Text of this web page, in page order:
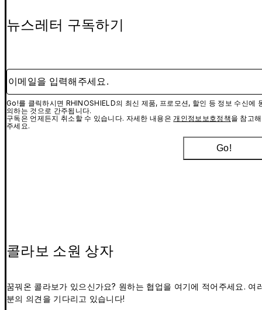
뉴스레터 구독하기
이메일을 입력해주세요.
Go!를 클릭하시면 RHINOSHIELD의 최신 제품, 프로모션, 할인 등 정보 수신에
의하는 것으로 간주됩니다.
구독은 언제든지 취소할 수 있습니다. 자세한 내용은개인정보보호정책을 참고해
주세요.
Go!
콜라보 소원 상자
꿈꿔온 콜라보가 있으신가요? 원하는 협업을 여기에 적어주세요. 여
분의 의견을 기다리고 있습니다!